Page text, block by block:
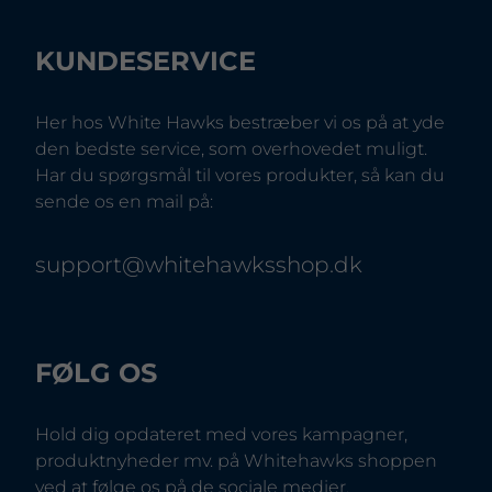
KUNDESERVICE
Her hos White Hawks bestræber vi os på at yde
den bedste service, som overhovedet muligt.
Har du spørgsmål til vores produkter, så kan du
sende os en mail på:
support@whitehawksshop.dk
FØLG OS
Hold dig opdateret med vores kampagner,
produktnyheder mv. på Whitehawks shoppen
ved at følge os på de sociale medier.